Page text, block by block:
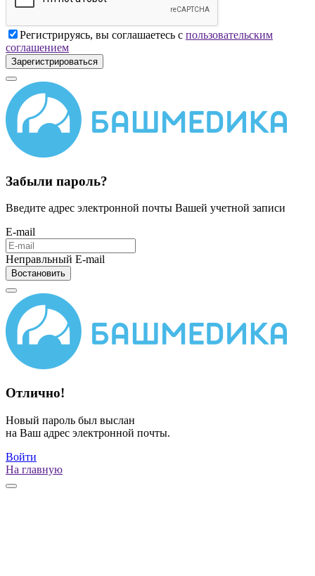
Регистрируясь, вы соглашаетесь с пользовательским
соглашением
Зарегистрироваться
Забыли пароль?
Введите адрес электронной почты Вашей учетной записи
E-mail
Неправльный E-mail
Востановить
Отлично!
Новый пароль был выслан
на Ваш адрес электронной почты.
Войти
На главную